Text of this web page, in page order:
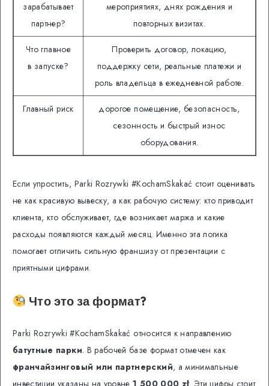
зарабатывает
партнер?
мероприятиях, днях рождения и
повторных визитах.
Что главное
в запуске?
Проверить договор, локацию,
поддержку сети, реальные платежи и
роль владельца в ежедневной работе.
Главный риск
дорогое помещение, безопасность,
сезонность и быстрый износ
оборудования.
Если упростить, Parki Rozrywki #KochamSkakać стоит оценивать
не как красивую вывеску, а как рабочую систему: кто приводит
клиента, кто обслуживает, где возникает маржа и какие
расходы появляются каждый месяц. Именно эта логика
помогает отличить сильную франшизу от презентации с
приятными цифрами.
Что это за формат?
Parki Rozrywki #KochamSkakać относится к направлению
батутные парки. В рабочей базе формат отмечен как
франчайзинговый или партнерский, а минимальные